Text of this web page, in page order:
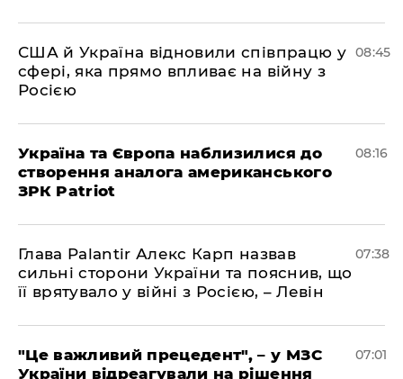
США й Україна відновили співпрацю у
сфері, яка прямо впливає на війну з
Росією
08:45
Україна та Європа наблизилися до
створення аналога американського
ЗРК Patriot
08:16
Глава Palantir Алекс Карп назвав
сильні сторони України та пояснив, що
її врятувало у війні з Росією, – Левін
07:38
"Це важливий прецедент", – у МЗС
України відреагували на рішення
07:01